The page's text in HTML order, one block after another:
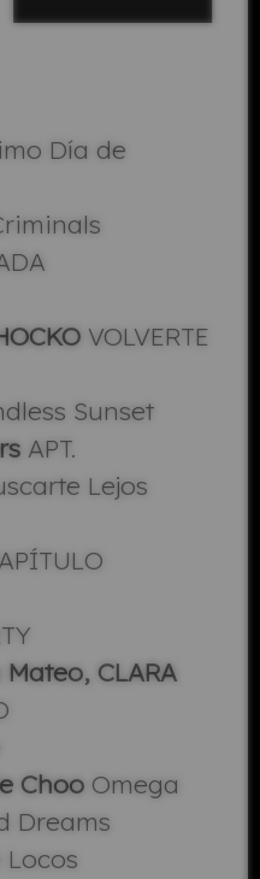
Día de
VOLVERTE
Sunset
APT.
Lejos
CLARA
ChooOmega
Dreams
Locos